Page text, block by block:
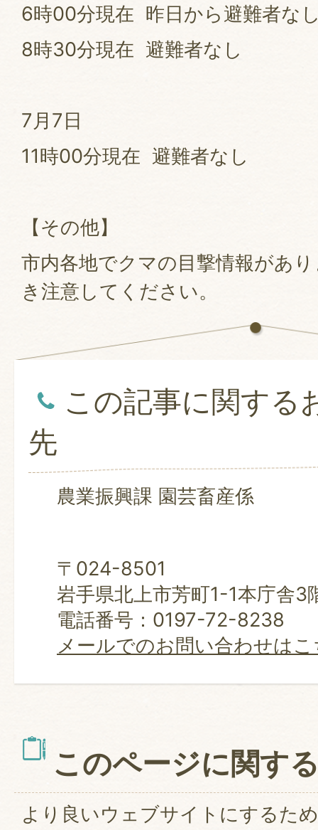
6時00分現在 昨日から避難者な
8時30分現在 避難者なし
7月7日
11時00分現在 避難者なし
【その他】
市内各地でクマの目撃情報があ
き注意してください。
この記事に関する
先
農業振興課 園芸畜産係
〒024-8501
岩手県北上市芳町1-1本庁舎3
電話番号：0197-72-8238
メールでのお問い合わせは
このページに関す
より良いウェブサイトにするた